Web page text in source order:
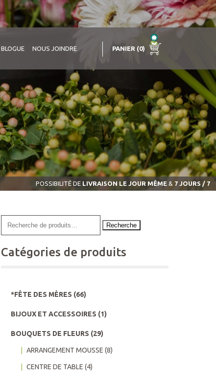
BLOGUE NOUS JOINDRE PANIER (0)
POSSIBILITÉ DE LIVRAISON LE JOUR MÊME& 7 JOURS / 7
Recherche
Catégories de produits
*FÊTE DES MÈRES (66)
BIJOUX ET ACCESSOIRES (1)
BOUQUETS DE FLEURS (29)
ARRANGEMENT MOUSSE (8)
CENTRE DE TABLE (4)